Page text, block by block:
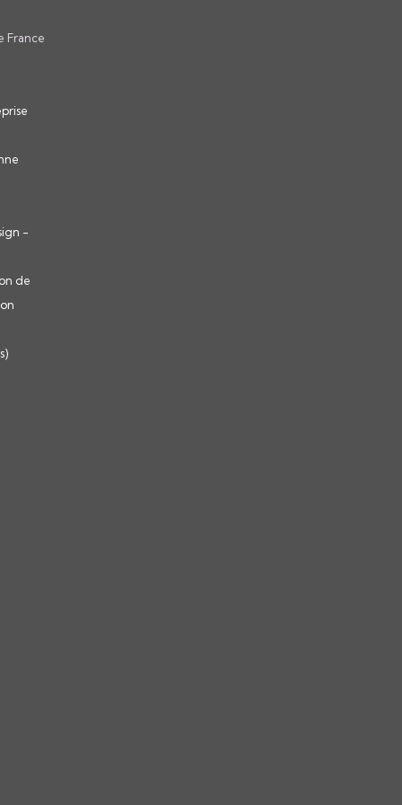
France
-
de